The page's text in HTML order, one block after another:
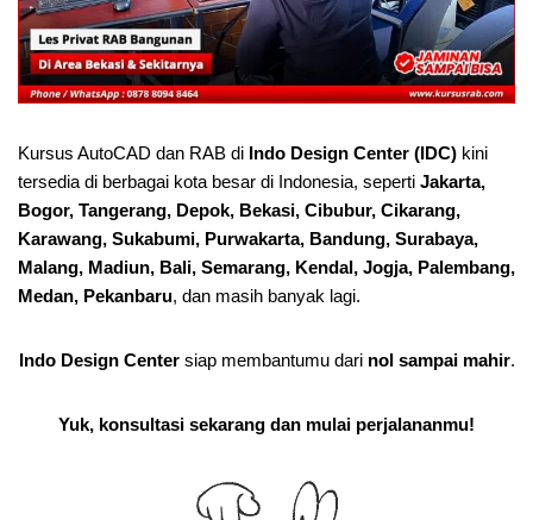
Kursus AutoCAD dan RAB di Indo Design Center (IDC) kini
tersedia di berbagai kota besar di Indonesia, seperti Jakarta,
Bogor, Tangerang, Depok, Bekasi, Cibubur, Cikarang,
Karawang, Sukabumi, Purwakarta, Bandung, Surabaya,
Malang, Madiun, Bali, Semarang, Kendal, Jogja, Palembang,
Medan, Pekanbaru, dan masih banyak lagi.
Indo Design Centersiap membantumu dari nol sampai mahir.
Yuk, konsultasi sekarang dan mulai perjalananmu!